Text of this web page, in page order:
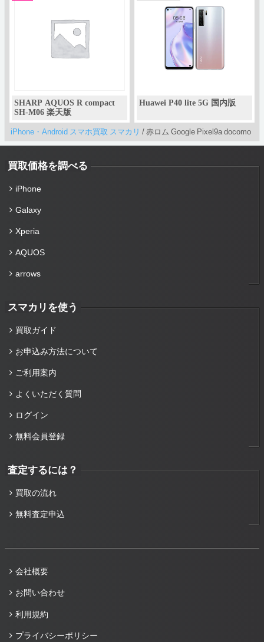
SHARP AQUOS R compact
SH-M06 楽天版
Huawei P40 lite 5G 国内版
iPhone・Android スマホ買取 スマカリ / 赤ロム Google Pixel9a docomo
買取価格を調べる
iPhone
Galaxy
Xperia
AQUOS
arrows
スマカリを使う
買取ガイド
お申込み方法について
ご利用案内
よくいただく質問
ログイン
無料会員登録
査定するには？
買取の流れ
無料査定申込
会社概要
お問い合わせ
利用規約
プライバシーポリシー